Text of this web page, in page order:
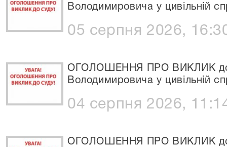
Володимировича у цивільній
05 серпня 2026,
ОГОЛОШЕННЯ ПРО ВИКЛИК до
Володимировича у цивільній
04 серпня 2026,
ОГОЛОШЕННЯ ПРО ВИКЛИК